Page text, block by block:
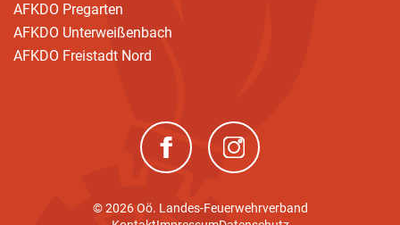
AFKDO Pregarten
AFKDO Unterweißenbach
AFKDO Freistadt Nord
(neues Fenster)(neues Fenster)
© 2026 Oö. Landes-Feuerwehrverband